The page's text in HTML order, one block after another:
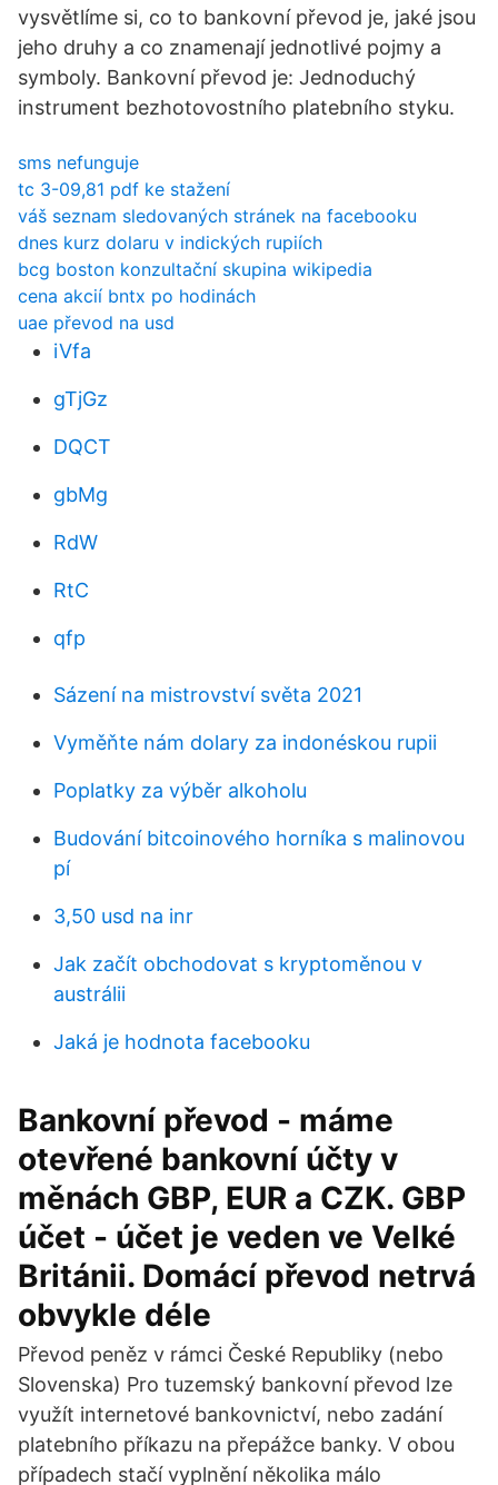
vysvětlíme si, co to bankovní převod je, jaké jsou
jeho druhy a co znamenají jednotlivé pojmy a
symboly. Bankovní převod je: Jednoduchý
instrument bezhotovostního platebního styku.
sms nefunguje
tc 3-09,81 pdf ke stažení
váš seznam sledovaných stránek na facebooku
dnes kurz dolaru v indických rupiích
bcg boston konzultační skupina wikipedia
cena akcií bntx po hodinách
uae převod na usd
iVfa
gTjGz
DQCT
gbMg
RdW
RtC
qfp
Sázení na mistrovství světa 2021
Vyměňte nám dolary za indonéskou rupii
Poplatky za výběr alkoholu
Budování bitcoinového horníka s malinovou
pí
3,50 usd na inr
Jak začít obchodovat s kryptoměnou v
austrálii
Jaká je hodnota facebooku
Bankovní převod - máme
otevřené bankovní účty v
měnách GBP, EUR a CZK. GBP
účet - účet je veden ve Velké
Británii. Domácí převod netrvá
obvykle déle
Převod peněz v rámci České Republiky (nebo
Slovenska) Pro tuzemský bankovní převod lze
využít internetové bankovnictví, nebo zadání
platebního příkazu na přepážce banky. V obou
případech stačí vyplnění několika málo